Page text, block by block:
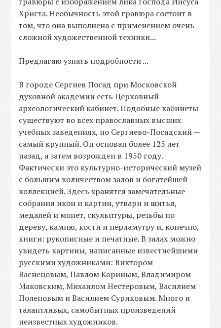
Христа. Необычность этой гравюра состоит в
том, что она выполнена с применением очень
сложной художественной техники...
Предлагаю узнать подробности ...
В городе Сергиев Посад при Московской
духовной академии есть Церковный
археологический кабинет. Подобные кабинеты
существуют во всех православных высших
учебных заведениях, но Сергиево-Посадский —
самый крупный. Он основан более 125 лет
назад, а затем возрожден в 1950 году.
Фактически это культурно-исторический музей
с большим количеством залов и богатейшей
коллекцией. Здесь хранятся замечательные
собрания икон и картин, утвари и шитья,
медалей и монет, скульптуры, резьбы по
дереву, камню, кости и перламутру и, конечно,
книги: рукописные и печатные. В залах можно
увидеть картины, написанные известнейшими
русскими художниками: Виктором
Васнецовым, Павлом Кориным, Владимиром
Маковским, Михаилом Нестеровым, Василием
Поленовым и Василием Суриковым. Много и
талантливых, самобытных произведений
неизвестных художников.